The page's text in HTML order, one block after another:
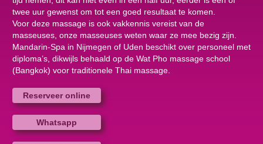
twee uur gewenst om tot een goed resultaat te komen.
Voor deze massage is ook vakkennis vereist van de
masseuses, onze masseuses weten waar ze mee bezig zijn.
Mandarin-Spa in Nijmegen of Uden beschikt over personeel met
diploma’s, dikwijls behaald op de Wat Pho massage school
(Bangkok) voor traditionele Thai massage.
Reserveer online
Whatsapp